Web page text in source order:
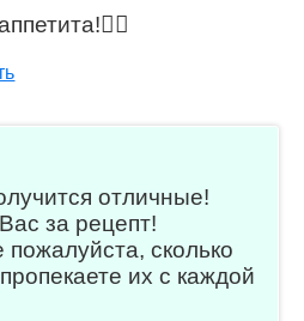
отличные!
за рецепт!
сколько
их с каждой